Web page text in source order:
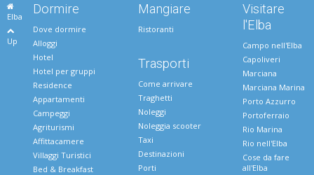
Elba
Up
Dormire
Dove dormire
Alloggi
Hotel
Hotel per gruppi
Residence
Appartamenti
Campeggi
Agriturismi
Affittacamere
Villaggi Turistici
Bed & Breakfast
Mangiare
Ristoranti
Trasporti
Come arrivare
Traghetti
Noleggi
Noleggia scooter
Taxi
Destinazioni
Porti
Visitare
l'Elba
Campo nell'Elba
Capoliveri
Marciana
Marciana Marina
Porto Azzurro
Portoferraio
Rio Marina
Rio nell'Elba
Cose da fare
all'Elba